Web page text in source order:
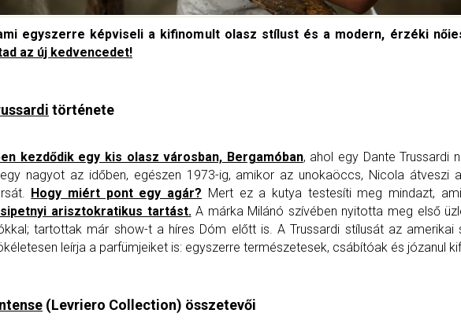
egyszerre képviseli a kifinomult olasz stílust és a modern, érzéki
az új kedvencedet!
története
kezdődik egy kis olasz városban, Bergamóban, ahol egy Dante Trussardi
nagyot az időben, egészen 1973-ig, amikor az unokaöccs, Nicola átveszi
Hogy miért pont egy agár? Mert ez a kutya testesíti meg mindazt,
arisztokratikus tartást. A márka Milánó szívében nyitotta meg első
tartottak már show-t a híres Dóm előtt is. A Trussardi stílusát az amerikai
leírja a parfümjeiket is: egyszerre természetesek, csábítóak és józanul
(Levriero Collection) összetevői